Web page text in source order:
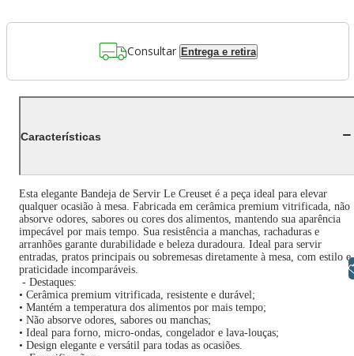
Consultar Entrega e retira
Características
Esta elegante Bandeja de Servir Le Creuset é a peça ideal para elevar
qualquer ocasião à mesa. Fabricada em cerâmica premium vitrificada, não
absorve odores, sabores ou cores dos alimentos, mantendo sua aparência
impecável por mais tempo. Sua resistência a manchas, rachaduras e
arranhões garante durabilidade e beleza duradoura. Ideal para servir
entradas, pratos principais ou sobremesas diretamente à mesa, com estilo e
praticidade incomparáveis.
- Destaques:
• Cerâmica premium vitrificada, resistente e durável;
• Mantém a temperatura dos alimentos por mais tempo;
• Não absorve odores, sabores ou manchas;
• Ideal para forno, micro-ondas, congelador e lava-louças;
• Design elegante e versátil para todas as ocasiões.